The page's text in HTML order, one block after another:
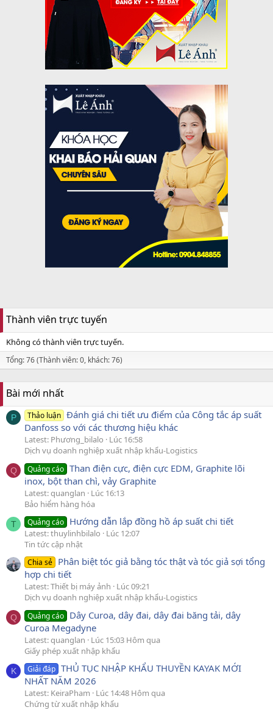
Thành viên trực tuyến
Không có thành viên trực tuyến.
Tổng: 76 (Thành viên: 0, khách: 76)
Bài mới nhất
P Thảo luận Đánh giá chi tiết ưu điểm của Công tắc áp suất
Danfoss so với các thương hiệu khác
Latest: Phương_bilalo
Lúc 16:58
Dịch vụ doanh nghiệp xuất nhập khẩu-Logistics
Q Quảng cáo Than điện cực, điện cực EDM, Graphite lõi
inox, bột than chì, vảy Graphite
Latest: quanglan
Lúc 16:13
Bảo hiểm hàng hóa
T Quảng cáo Hướng dẫn lắp đồng hồ áp suất chi tiết
Latest: thuylinhbilalo
Lúc 12:07
Tin tức cập nhật
Chia sẻ Phân biệt tóc giả bằng tóc thật và tóc giả sợi tổng
hợp chi tiết
Latest: Thiết bị máy ảnh
Lúc 09:21
Dịch vụ doanh nghiệp xuất nhập khẩu-Logistics
Q Quảng cáo Dây Curoa, dây đai, dây đai băng tải, dây
Curoa Megadyne
Latest: quanglan
Lúc 15:03 Hôm qua
Giấy phép xuất nhập khẩu
K Giải đáp THỦ TỤC NHẬP KHẨU THUYỀN KAYAK MỚI
NHẤT NĂM 2026
Latest: KeiraPham
Lúc 14:48 Hôm qua
Chứng từ xuất nhập khẩu